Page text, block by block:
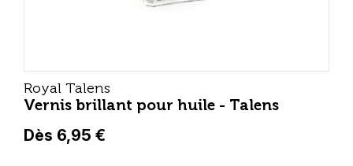
Royal Talens
Vernis brillant pour huile - Talens
Dès 6,95 €